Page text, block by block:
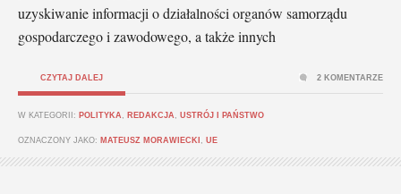
uzyskiwanie informacji o działalności organów samorządu
gospodarczego i zawodowego, a także innych
CZYTAJ DALEJ
W KATEGORII: POLITYKA REDAKCJA USTRÓJ I PAŃSTWO
OZNACZONY JAKO: MATEUSZ MORAWIECKI UE
2 KOMENTARZE